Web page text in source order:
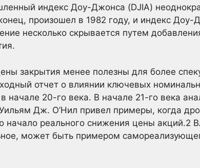
индекс Доу-Джонса (DJIA)
произошел в 1982 году, и индекс
несколько скрывается путем
закрытия менее полезны для более
отчет о влиянии ключевых
начале 20-го века. В начале 21-го века
Дж. О’Нил привел примеры, когда
начало реального снижения цены акций.2
может быть примером